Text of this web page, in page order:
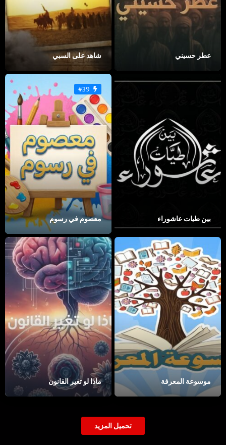
عطر حسيني شاهد على السبي
بين طيات عاشوراء
#39
معصوم في رسوم
موسوعة المعرفة ماذا لو تغير القانون
تحميل المزيد